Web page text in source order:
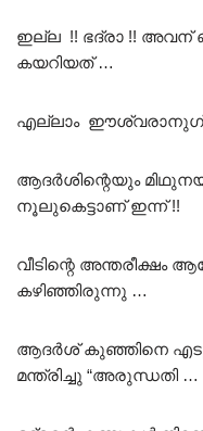
ഇല്ല !! ഭദ്രാ !! അവന്
കയറിയത് …
എല്ലാം
ആദർശിന്റെയും
നൂലുകെട്ടാണ്‌ ഇന്ന് !!
വീടിന്റെ
കഴിഞ്ഞിരുന്നു …
ആദർശ് കുഞ്ഞിനെ
മന്ത്രിച്ചു “അരുന്ധതി